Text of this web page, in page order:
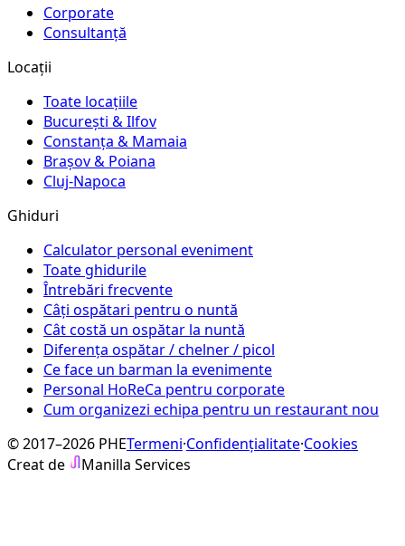
Corporate
Consultanță
Locații
Toate locațiile
București & Ilfov
Constanța & Mamaia
Brașov & Poiana
Cluj-Napoca
Ghiduri
Calculator personal eveniment
Toate ghidurile
Întrebări frecvente
Câți ospătari pentru o nuntă
Cât costă un ospătar la nuntă
Diferența ospătar / chelner / picol
Ce face un barman la evenimente
Personal HoReCa pentru corporate
Cum organizezi echipa pentru un restaurant nou
© 2017–2026 PHETermeni·Confidențialitate·Cookies
Creat de
Manilla Services